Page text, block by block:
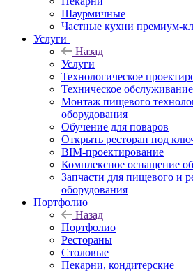
Шаурмичные
Частные кухни премиум-
Услуги
Назад
Услуги
Технологическое
Техническое
Монтаж пищевого
оборудования
Обучение для поваров
Открыть ресторан под
BIM-проектирование
Комплексное оснащение
Запчасти для пищевого и
оборудования
Портфолио
Назад
Портфолио
Рестораны
Столовые
Пекарни, кондитерские